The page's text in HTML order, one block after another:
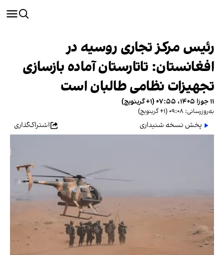
رئیس مرکز تجاری روسیه در
افغانستان: تاتارستان آماده بازسازی
تجهیزات نظامی طالبان است
۱۱ جوزا ۱۴۰۵، ۰۷:۵۵ (‎+۱ گرینویچ)
به‌روزرسانی: ۰۹:۰۸ (‎+۱ گرینویچ)
پخش نسخه شنیداری اشتراک‌گذاری